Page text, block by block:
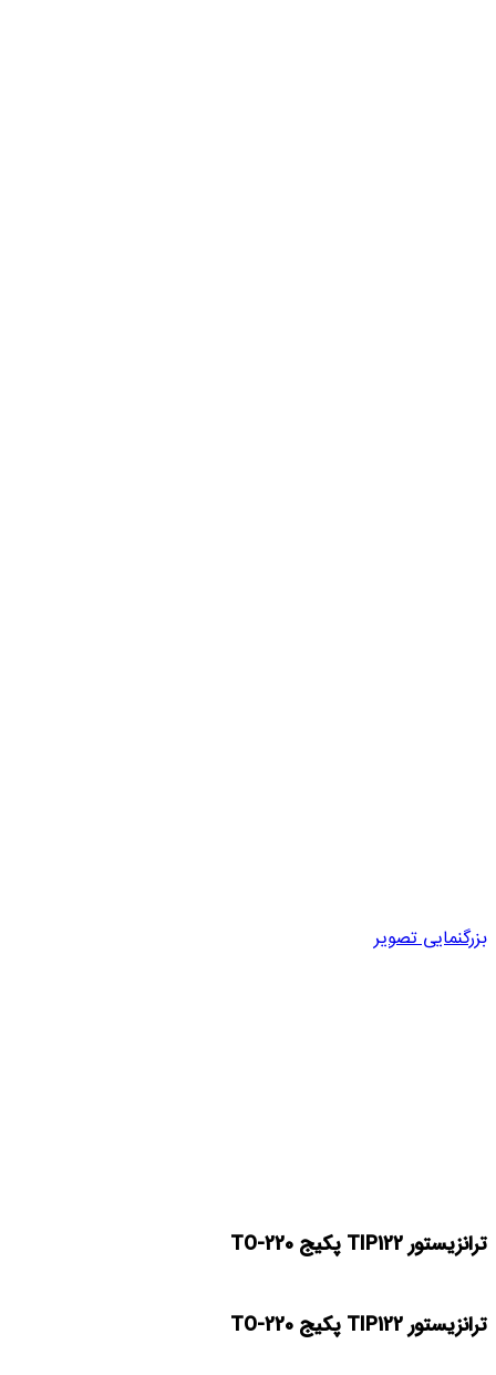
بزرگنمایی تصویر
ترانزیستور TIP122 پکیج TO-220
ترانزیستور TIP122 پکیج TO-220